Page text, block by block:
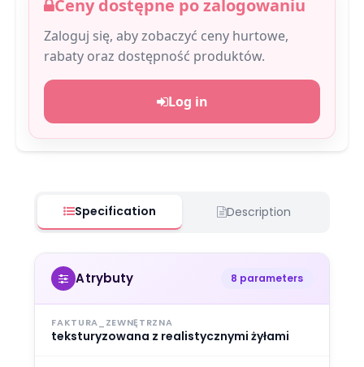
Ceny dostępne po zalogowaniu
Zaloguj się, aby zobaczyć ceny hurtowe,
rabaty oraz dostępność produktów.
Log in
Specification Description
Atrybuty 8 parameters
FAKTURA_ZEWNĘTRZNA
teksturyzowana z realistycznymi żyłami